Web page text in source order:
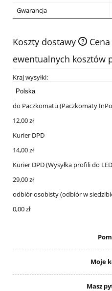
Gwarancja
Koszty dostawy
ewentualnych kosztów
Kraj wysyłki:
do Paczkomatu (Paczkomaty
12,00 zł
Kurier DPD
14,00 zł
Kurier DPD(Wysyłka profili do
29,00 zł
odbiór osobisty(odbiór w
0,00 zł
Moje
Masz